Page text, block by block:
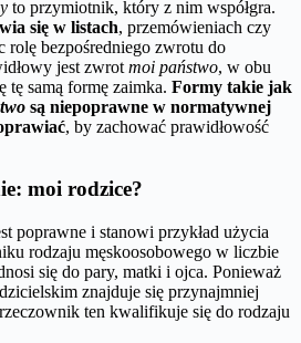
to przymiotnik, który z nim współgra.
się w listach, przemówieniach czy
rolę bezpośredniego zwrotu do
jest zwrot moi państwo, w obu
tę samą formę zaimka. Formy takie jak
są niepoprawne w normatywnej
, by zachować prawidłowość
moi rodzice?
poprawne i stanowi przykład użycia
rodzaju męskoosobowego w liczbie
się do pary, matki i ojca. Ponieważ
znajduje się przynajmniej
ten kwalifikuje się do rodzaju